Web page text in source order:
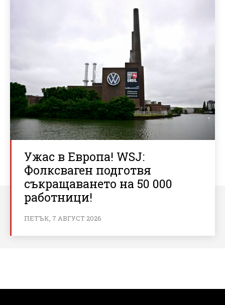
Ужас в Европа! WSJ:
Фолксваген подготвя
съкращаването на 50 000
работници!
ПЕТЪК, 7 АВГУСТ 2026